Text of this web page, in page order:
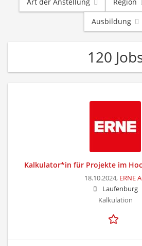
Ausbildung
120
Kalkulator*in für Projekte im
18.10.2024, ERNE
Laufenburg
Kalkulation